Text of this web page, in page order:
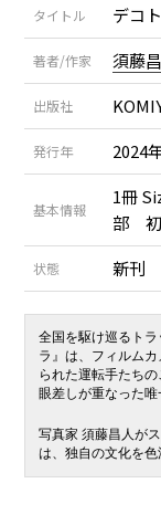
タイトル デコ
著者/作家 須藤
出版社
発行年 2024
基本情報
1冊
部 初
状態 新刊
全国を駆け巡るト
ラ』は、フィルム
られた運転手たち
眼差しが重なった唯
写真家 須藤昌人が
は、独自の文化を色